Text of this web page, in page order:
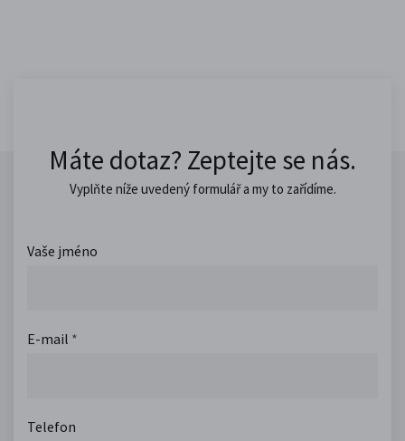
Máte dotaz? Zeptejte se nás.
Vyplňte níže uvedený formulář a my to zařídíme.
Vaše jméno
E-mail *
Telefon